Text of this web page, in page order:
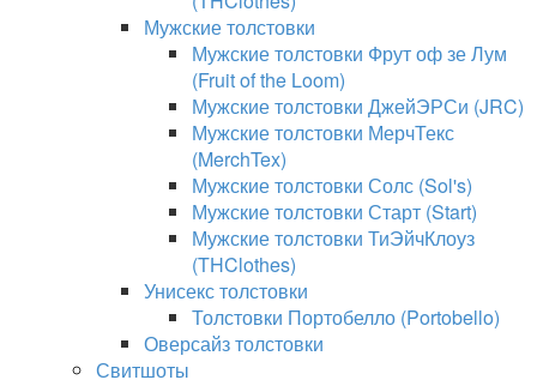
Мужские толстовки
Мужские толстовки Фрут оф зе Лум
(Fruit of the Loom)
Мужские толстовки ДжейЭРСи (JRC)
Мужские толстовки МерчТекс
(MerchTex)
Мужские толстовки Солс (Sol's)
Мужские толстовки Старт (Start)
Мужские толстовки ТиЭйчКлоуз
(THClothes)
Унисекс толстовки
Толстовки Портобелло (Portobello)
Оверсайз толстовки
Свитшоты